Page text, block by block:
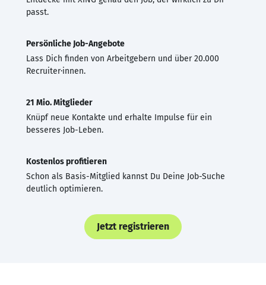
passt.
Persönliche Job-Angebote
Lass Dich finden von Arbeitgebern und über 20.000
Recruiter·innen.
21 Mio. Mitglieder
Knüpf neue Kontakte und erhalte Impulse für ein
besseres Job-Leben.
Kostenlos profitieren
Schon als Basis-Mitglied kannst Du Deine Job-Suche
deutlich optimieren.
Jetzt registrieren